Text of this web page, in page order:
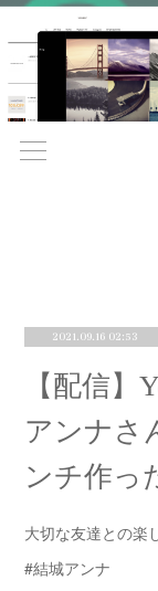
2021.09.16 02:53
【配信】
アンナさ
ンチ作っ
大切な友達との楽
#結城アンナ